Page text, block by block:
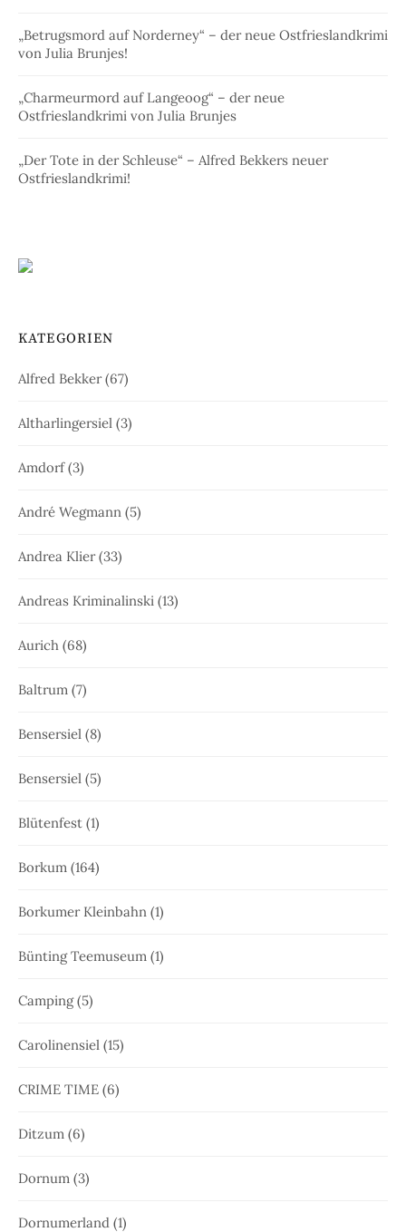
„Betrugsmord auf Norderney“ – der neue Ostfrieslandkrimi
von Julia Brunjes!
„Charmeurmord auf Langeoog“ – der neue
Ostfrieslandkrimi von Julia Brunjes
„Der Tote in der Schleuse“ – Alfred Bekkers neuer
Ostfrieslandkrimi!
KATEGORIEN
Alfred Bekker(67)
Altharlingersiel (3)
Amdorf(3)
André Wegmann (5)
Andrea Klier(33)
Andreas Kriminalinski (13)
Aurich (68)
Baltrum (7)
Bensersiel (8)
Bensersiel (5)
Blütenfest (1)
Borkum (164)
Borkumer Kleinbahn (1)
Bünting Teemuseum (1)
Camping(5)
Carolinensiel (15)
CRIME TIME (6)
Ditzum (6)
Dornum (3)
Dornumerland (1)